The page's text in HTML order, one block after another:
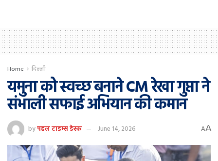
Home दिल्ली
यमुना को स्वच्छ बनाने CM रेखा गुप्ता ने
संभाली सफाई अभियान की कमान
byपहल टाइम्स डेस्क June 14, 2026 AA